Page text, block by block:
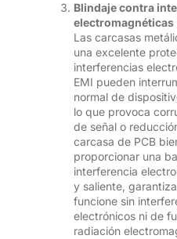
Blindaje contra
electromagnéticas
Las carcasas
una excelente
interferencias
EMI pueden
normal de
lo que provoca
de señal o
carcasa de PCB
proporcionar una
interferencia
y saliente,
funcione sin
electrónicos ni de
radiación